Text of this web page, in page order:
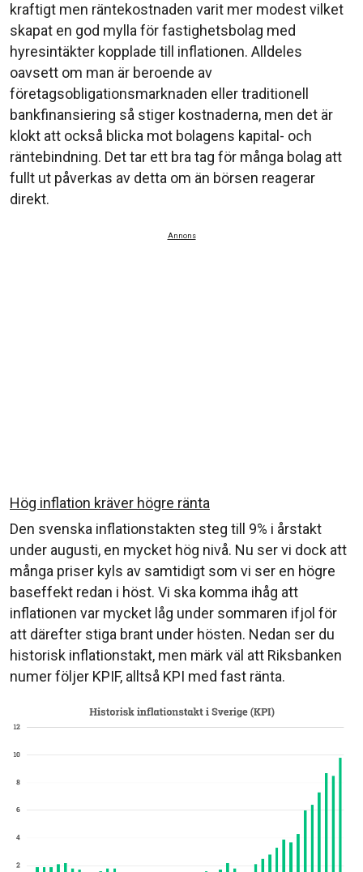
kraftigt men räntekostnaden varit mer modest vilket
skapat en god mylla för fastighetsbolag med
hyresintäkter kopplade till inflationen. Alldeles
oavsett om man är beroende av
företagsobligationsmarknaden eller traditionell
bankfinansiering så stiger kostnaderna, men det är
klokt att också blicka mot bolagens kapital- och
räntebindning. Det tar ett bra tag för många bolag att
fullt ut påverkas av detta om än börsen reagerar
direkt.
Annons
Hög inflation kräver högre ränta
Den svenska inflationstakten steg till 9% i årstakt
under augusti, en mycket hög nivå. Nu ser vi dock att
många priser kyls av samtidigt som vi ser en högre
baseffekt redan i höst. Vi ska komma ihåg att
inflationen var mycket låg under sommaren ifjol för
att därefter stiga brant under hösten. Nedan ser du
historisk inflationstakt, men märk väl att Riksbanken
numer följer KPIF, alltså KPI med fast ränta.